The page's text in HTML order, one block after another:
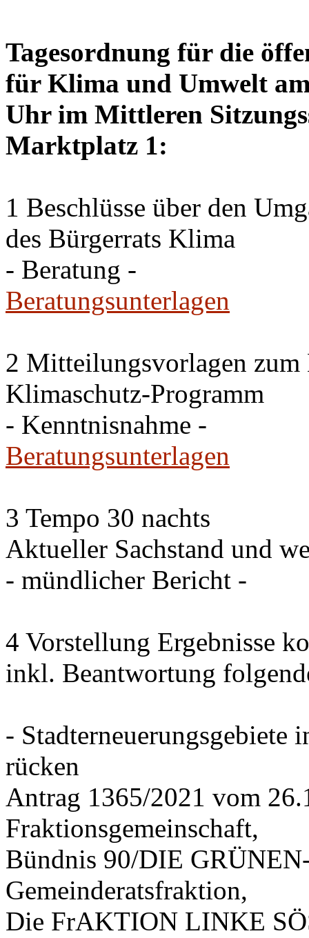
Tagesordnung für die
für Klima und Umwelt
Uhr im Mittleren
Marktplatz 1:
1 Beschlüsse über den
des Bürgerrats Klima
- Beratung -
Beratungsunterlagen
2 Mitteilungsvorlagen zum
Klimaschutz-Programm
- Kenntnisnahme -
Beratungsunterlagen
3 Tempo 30 nachts
Aktueller Sachstand und
- mündlicher Bericht -
4 Vorstellung Ergebnisse
inkl. Beantwortung
- Stadterneuerungsgebiete
rücken
Antrag 1365/2021 vom
Fraktionsgemeinschaft,
Bündnis 90/DIE
Gemeinderatsfraktion,
Die FrAKTION LINKE